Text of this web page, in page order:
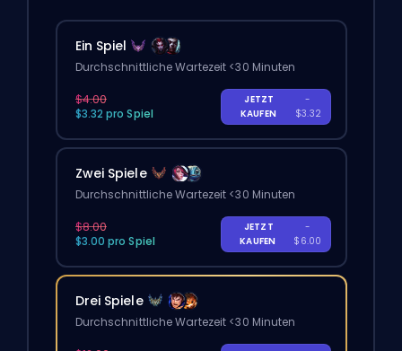
Ein Spiel
Durchschnittliche Wartezeit <30 Minuten
$4.00
$3.32 pro Spiel
JETZT
KAUFEN
-
$3.32
Zwei Spiele
Durchschnittliche Wartezeit <30 Minuten
$8.00
$3.00 pro Spiel
JETZT
KAUFEN
-
$6.00
Drei Spiele
Durchschnittliche Wartezeit <30 Minuten